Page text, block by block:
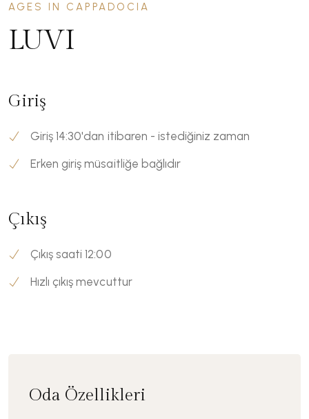
AGES IN CAPPADOCIA
LUVI
Giriş
Giriş 14:30'dan itibaren - istediğiniz zaman
Erken giriş müsaitliğe bağlıdır
Çıkış
Çıkış saati 12:00
Hızlı çıkış mevcuttur
Oda Özellikleri